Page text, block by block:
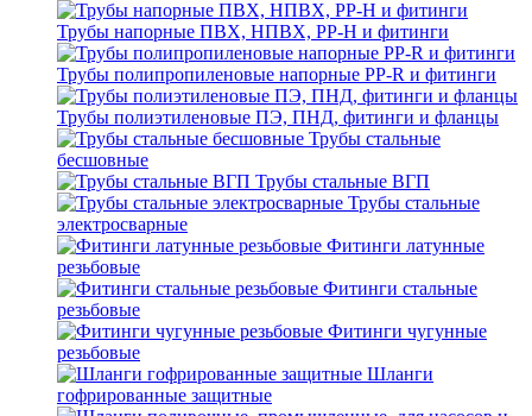
Трубы напорные ПВХ, НПВХ, PP-H и фитинги
Трубы полипропиленовые напорные PP-R и фитинги
Трубы полиэтиленовые ПЭ, ПНД, фитинги и фланцы
Трубы стальные
бесшовные
Трубы стальные ВГП
Трубы стальные
электросварные
Фитинги латунные
резьбовые
Фитинги стальные
резьбовые
Фитинги чугунные
резьбовые
Шланги
гофрированные защитные